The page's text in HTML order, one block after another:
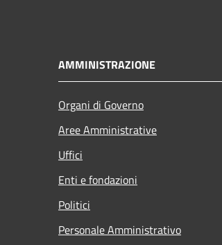
AMMINISTRAZIONE
Organi di Governo
Aree Amministrative
Uffici
Enti e fondazioni
Politici
Personale Amministrativo